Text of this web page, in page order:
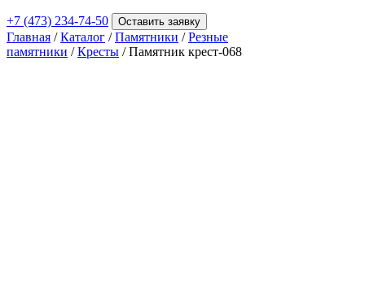
+7 (473) 234-74-50 Оставить заявку
Главная /Каталог /Памятники /Резные
памятники /Кресты / Памятник крест-068